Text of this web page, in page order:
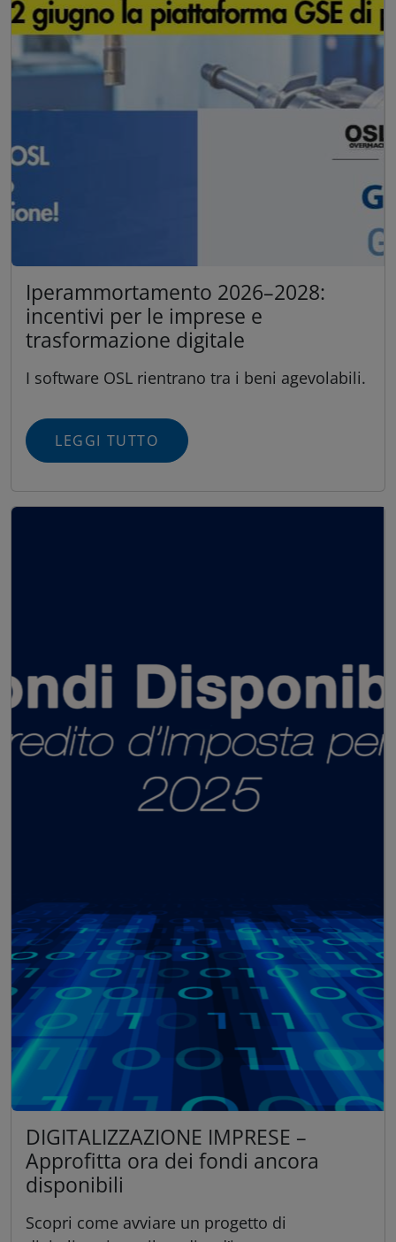
Iperammortamento 2026–2028:
incentivi per le imprese e
trasformazione digitale
I software OSL rientrano tra i beni agevolabili.
LEGGI TUTTO
DIGITALIZZAZIONE IMPRESE –
Approfitta ora dei fondi ancora
disponibili
Scopri come avviare un progetto di